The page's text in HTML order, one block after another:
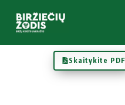
Skaitykite PDF